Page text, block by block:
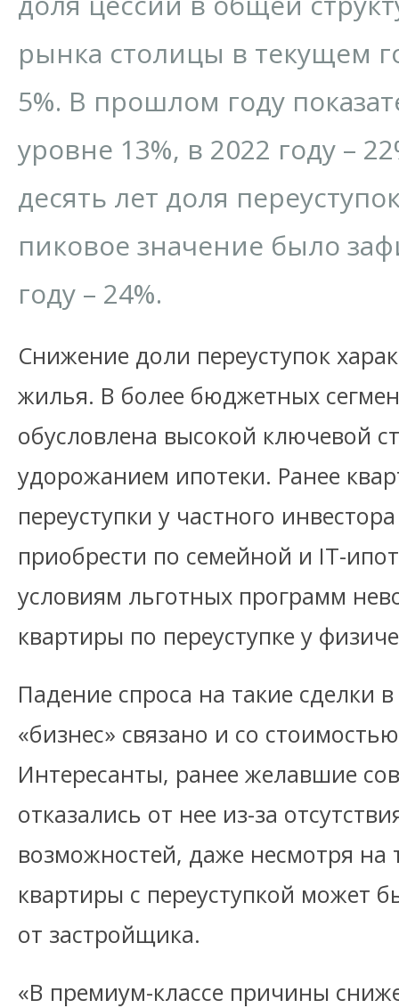
рынка столицы в текущем
5%. В прошлом году
уровне 13%, в 2022 году –
десять лет доля
пиковое значение было
году – 24%.
Снижение доли переуступок
жилья. В более бюджетных
обусловлена высокой ключевой
удорожанием ипотеки. Ранее
переуступки у частного
приобрести по семейной и IT-
условиям льготных программ
квартиры по переуступке у
Падение спроса на такие сделки
«бизнес» связано и со
Интересанты, ранее желавшие
отказались от нее из-за
возможностей, даже несмотря на
квартиры с переуступкой может
от застройщика.
«В премиум-классе причины